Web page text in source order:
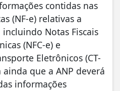
contidas nas
(NF-e) relativas a
Notas Fiscais
(NFC-e) e
Eletrônicos (CT-
que a ANP deverá
informações